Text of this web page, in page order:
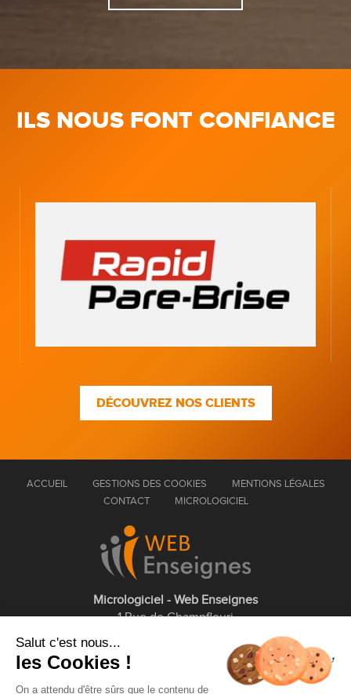
ILS NOUS FONT CONFIANCE
DÉCOUVREZ NOS CLIENTS
ACCUEIL GESTIONS DES COOKIES
MENTIONS LÉGALES
CONTACT
MICROLOGICIEL
Micrologiciel - Web Enseignes
1 Rue de Champfleuri
01 75 43 63 60
Salut c'est nous...
les Cookies !
On a attendu d'être sûrs que le contenu de